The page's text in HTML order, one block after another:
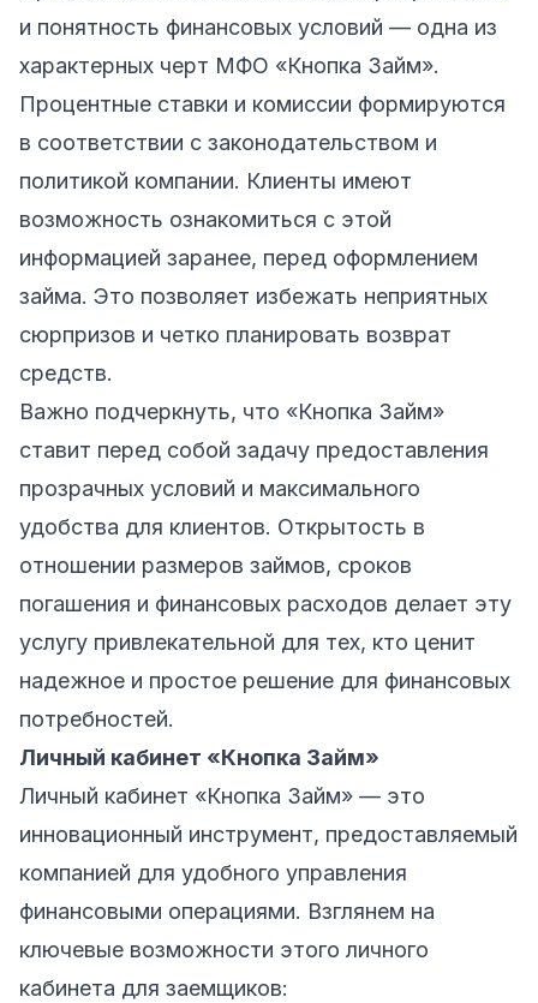
и понятность финансовых условий — одна из
характерных черт МФО «Кнопка Займ».
Процентные ставки и комиссии формируются
в соответствии с законодательством и
политикой компании. Клиенты имеют
возможность ознакомиться с этой
информацией заранее, перед оформлением
займа. Это позволяет избежать неприятных
сюрпризов и четко планировать возврат
средств.
Важно подчеркнуть, что «Кнопка Займ»
ставит перед собой задачу предоставления
прозрачных условий и максимального
удобства для клиентов. Открытость в
отношении размеров займов, сроков
погашения и финансовых расходов делает эту
услугу привлекательной для тех, кто ценит
надежное и простое решение для финансовых
потребностей.
Личный кабинет «Кнопка Займ»
Личный кабинет «Кнопка Займ» — это
инновационный инструмент, предоставляемый
компанией для удобного управления
финансовыми операциями. Взглянем на
ключевые возможности этого личного
кабинета для заемщиков: